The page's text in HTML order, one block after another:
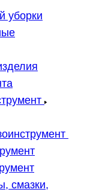
уборки
смазки,